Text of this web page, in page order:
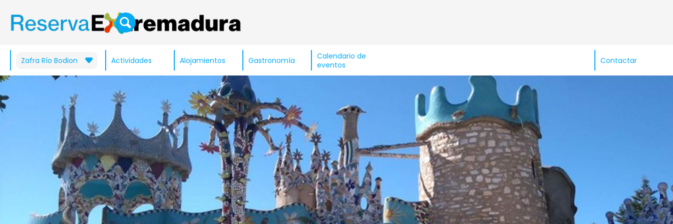
Zafra Río Bodion Actividades Alojamientos Gastronomía
Calendario de
eventos
Contactar